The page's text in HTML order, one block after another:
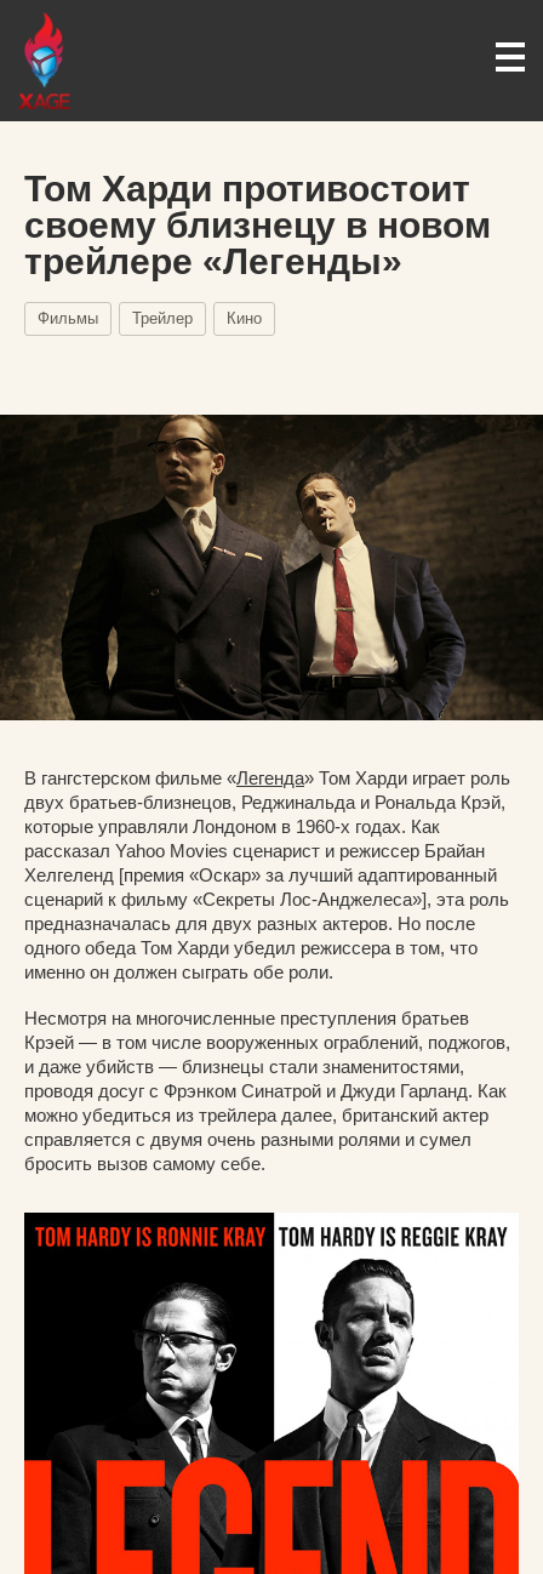
Том Харди противостоит
своему близнецу в новом
трейлере «Легенды»
Фильмы Трейлер Кино
В гангстерском фильме «Легенда» Том Харди играет роль
двух братьев-близнецов, Реджинальда и Рональда Крэй,
которые управляли Лондоном в 1960-х годах. Как
рассказал Yahoo Movies сценарист и режиссер Брайан
Хелгеленд [премия «Оскар» за лучший адаптированный
сценарий к фильму «Секреты Лос-Анджелеса»], эта роль
предназначалась для двух разных актеров. Но после
одного обеда Том Харди убедил режиссера в том, что
именно он должен сыграть обе роли.
Несмотря на многочисленные преступления братьев
Крэей — в том числе вооруженных ограблений, поджогов,
и даже убийств — близнецы стали знаменитостями,
проводя досуг с Фрэнком Синатрой и Джуди Гарланд. Как
можно убедиться из трейлера далее, британский актер
справляется с двумя очень разными ролями и сумел
бросить вызов самому себе.